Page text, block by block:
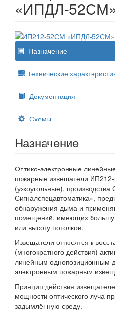
«ИПДЛ-
Назначение
Технические
Документация
Схемы
Назначение
Оптико-электронные
пожарные извещатели
(узкоугольные),
Сигналспецавтоматика»,
обнаружения дыма и
помещений, имеющих
или высоту потолков.
Извещатели относятся к
(многократного действия)
линейным однопозиционным
электронным пожарным
Принцип действия
мощности оптического луча
задымлённую среду.